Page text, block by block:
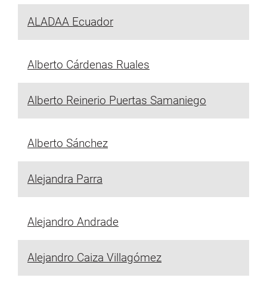
ALADAA Ecuador
Alberto Cárdenas Ruales
Alberto Reinerio Puertas Samaniego
Alberto Sánchez
Alejandra Parra
Alejandro Andrade
Alejandro Caiza Villagómez